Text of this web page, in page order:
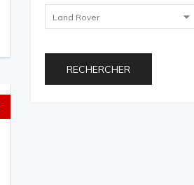
RECHERCHER